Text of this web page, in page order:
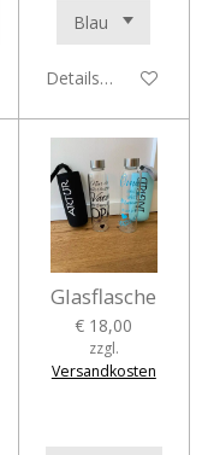
Details anzeigen
Glasflasche
€ 18,00
zzgl.
Versandkosten